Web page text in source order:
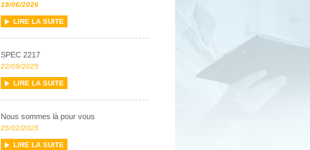
19/06/2026
LIRE LA SUITE
SPEC 2217
22/09/2025
LIRE LA SUITE
Nous sommes là pour vous
25/02/2025
LIRE LA SUITE